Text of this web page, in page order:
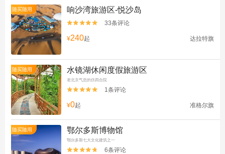
随买随用 响沙湾旅游区-悦沙岛

 33条评论
¥240起 达拉特旗
随买随用 水镜湖休闲度假旅游区
老北京气息的仿四合院

 1条评论
¥0起 准格尔旗
随买随用 鄂尔多斯博物馆
鄂尔多斯七大文化建筑之一

 6条评论